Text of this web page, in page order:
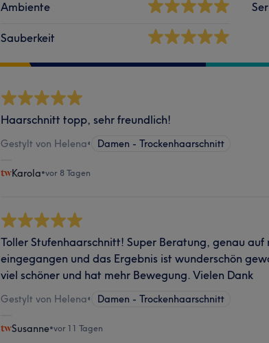
Ambiente
Sauberkeit
Haarschnitt topp, sehr freundlich!
Gestylt von Helena• Damen - Trockenhaarschnitt
Karola•vor 8 Tagen
Toller Stufenhaarschnitt! Super Beratung, genau auf
eingegangen und das Ergebnis ist wunderschön
viel schöner und hat mehr Bewegung. Vielen Dank
Gestylt von Helena• Damen - Trockenhaarschnitt
Susanne•vor 11 Tagen